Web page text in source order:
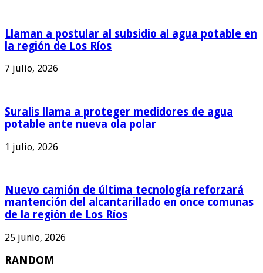
Llaman a postular al subsidio al agua potable en
la región de Los Ríos
7 julio, 2026
Suralis llama a proteger medidores de agua
potable ante nueva ola polar
1 julio, 2026
Nuevo camión de última tecnología reforzará
mantención del alcantarillado en once comunas
de la región de Los Ríos
25 junio, 2026
RANDOM